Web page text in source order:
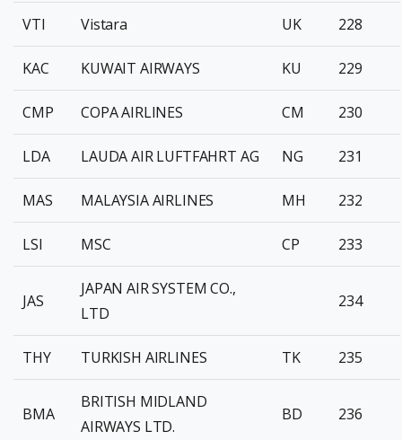
VTI Vistara UK 228
KAC KUWAIT AIRWAYS KU 229
CMP COPA AIRLINES CM 230
LDA LAUDA AIR LUFTFAHRT AG NG 231
MAS MALAYSIA AIRLINES MH 232
LSI MSC CP 233
JAS
JAPAN AIR SYSTEM CO.,
LTD
234
THY TURKISH AIRLINES TK 235
BMA
BRITISH MIDLAND
AIRWAYS LTD.
BD 236